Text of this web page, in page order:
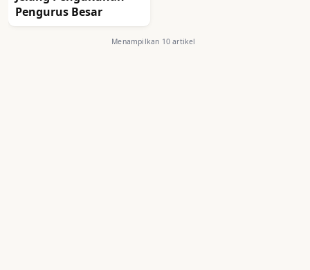
Pengurus Besar
Menampilkan 10 artikel